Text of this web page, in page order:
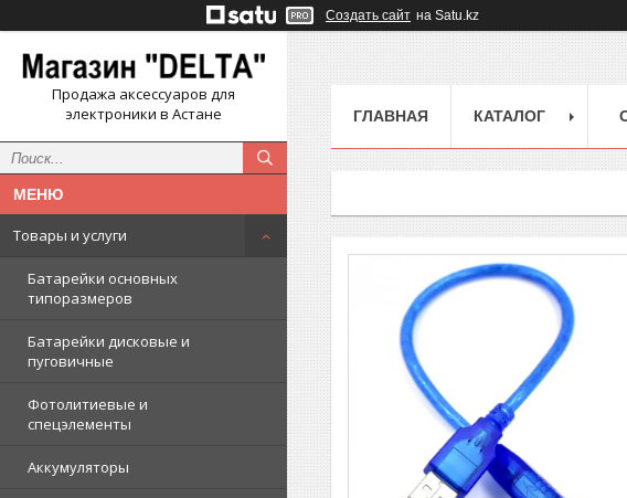
Создать сайт на Satu.kz
Продажа аксессуаров для
электроники в Астане
Товары и услуги
Батарейки основных
типоразмеров
Батарейки дисковые и
пуговичные
Фотолитиевые и
спецэлементы
Аккумуляторы
ГЛАВНАЯ КАТАЛОГ